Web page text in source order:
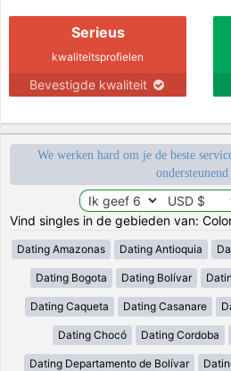
Serieus
kwaliteitsprofielen
Bevestigde kwaliteit
We werken hard om je de beste
ondersteunend
Vind singles in de gebieden van:
Dating Amazonas Dating Antioquia
Dating Bogota Dating Bolívar
Dating Caqueta Dating Casanare
Dating Chocó Dating Cordoba
Dating Departamento de Bolívar